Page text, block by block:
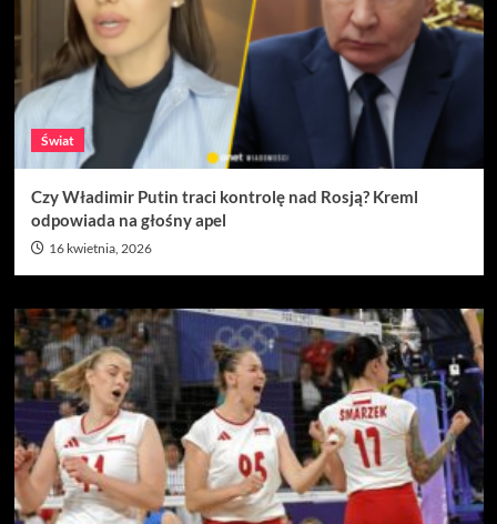
Świat
Czy Władimir Putin traci kontrolę nad Rosją? Kreml
odpowiada na głośny apel
16 kwietnia, 2026